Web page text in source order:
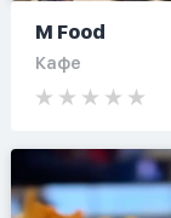
M Food
Кафе